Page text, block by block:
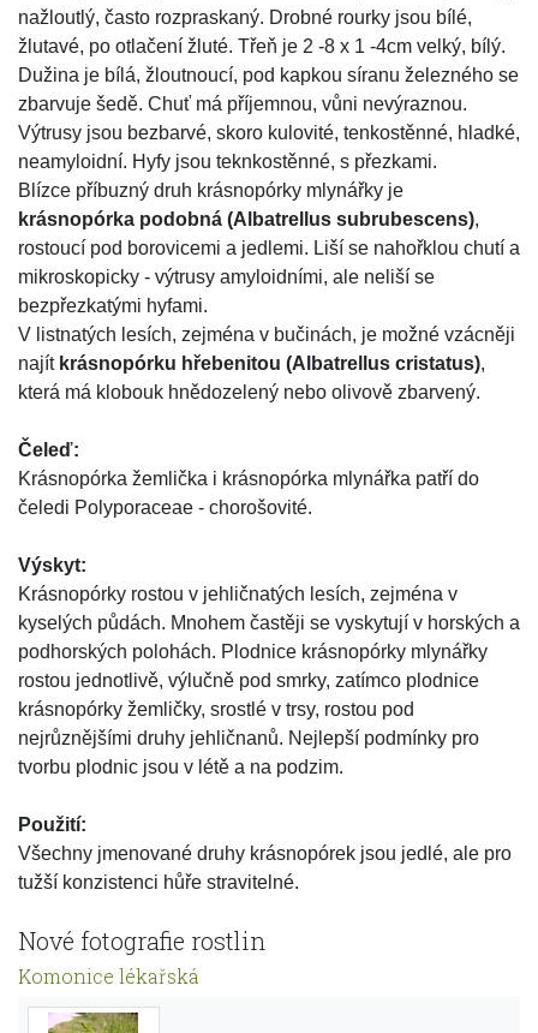
nažloutlý, často rozpraskaný. Drobné rourky jsou bílé,
žlutavé, po otlačení žluté. Třeň je 2 -8 x 1 -4cm velký, bílý.
Dužina je bílá, žloutnoucí, pod kapkou síranu železného se
zbarvuje šedě. Chuť má příjemnou, vůni nevýraznou.
Výtrusy jsou bezbarvé, skoro kulovité, tenkostěnné, hladké,
neamyloidní. Hyfy jsou teknkostěnné, s přezkami.
Blízce příbuzný druh krásnopórky mlynářky je
krásnopórka podobná (Albatrellus subrubescens),
rostoucí pod borovicemi a jedlemi. Liší se nahořklou chutí a
mikroskopicky - výtrusy amyloidními, ale neliší se
bezpřezkatými hyfami.
V listnatých lesích, zejména v bučinách, je možné vzácněji
najít krásnopórku hřebenitou (Albatrellus cristatus),
která má klobouk hnědozelený nebo olivově zbarvený.
Čeleď:
Krásnopórka žemlička i krásnopórka mlynářka patří do
čeledi Polyporaceae - chorošovité.
Výskyt:
Krásnopórky rostou v jehličnatých lesích, zejména v
kyselých půdách. Mnohem častěji se vyskytují v horských a
podhorských polohách. Plodnice krásnopórky mlynářky
rostou jednotlivě, výlučně pod smrky, zatímco plodnice
krásnopórky žemličky, srostlé v trsy, rostou pod
nejrůznějšími druhy jehličnanů. Nejlepší podmínky pro
tvorbu plodnic jsou v létě a na podzim.
Použití:
Všechny jmenované druhy krásnopórek jsou jedlé, ale pro
tužší konzistenci hůře stravitelné.
Nové fotografie rostlin
Komonice lékařská